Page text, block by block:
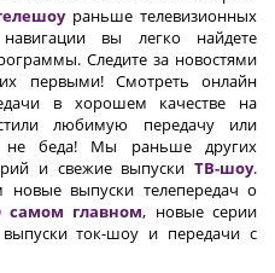
раньше телевизионных
вы легко найдете
Следите за новостями
первыми! Смотреть онлайн
в хорошем качестве на
любимую передачу или
не беда! Мы раньше других
и свежие выпуски ТВ-шоу.
выпуски телепередач о
самом главном, новые серии
ток-шоу и передачи с